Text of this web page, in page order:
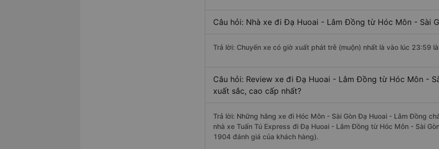
Câu hỏi: Nhà xe đi Đạ Huoai - Lâm Đồng từ Hóc Môn - Sài
Trả lời: Chuyến xe có giờ xuất phát trễ (muộn) nhất là vào lúc 23:59
Câu hỏi: Review xe đi Đạ Huoai - Lâm Đồng từ Hóc Môn -
xuất sắc, cao cấp nhất?
Trả lời: Những hãng xe đi Hóc Môn - Sài Gòn Đạ Huoai - Lâm Đồng
nhà xe Tuấn Tú Express đi Đạ Huoai - Lâm Đồng từ Hóc Môn - Sài
1904 đánh giá của khách hàng).